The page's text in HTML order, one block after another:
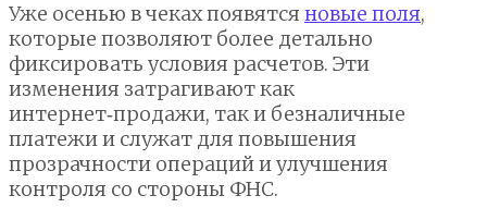
Уже осенью в чеках появятся новые поля,
которые позволяют более детально
фиксировать условия расчетов. Эти
изменения затрагивают как
интернет‑продажи, так и безналичные
платежи и служат для повышения
прозрачности операций и улучшения
контроля со стороны ФНС.